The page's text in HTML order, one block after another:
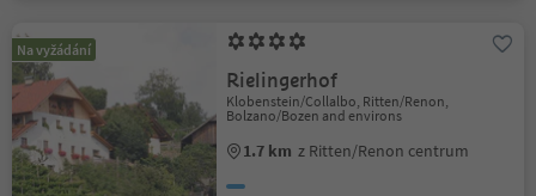
Na vyžádání
Rielingerhof
Klobenstein/Collalbo, Ritten/Renon,
Bolzano/Bozen and environs
1.7 km z Ritten/Renon centrum